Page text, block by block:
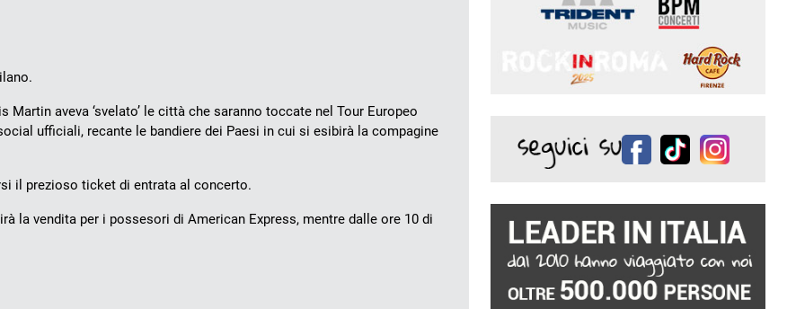
aveva ‘svelato’ le città che saranno toccate nel Tour Europeo
ufficiali, recante le bandiere dei Paesi in cui si esibirà la compagine
il prezioso ticket di entrata al concerto.
la vendita per i possesori di American Express, mentre dalle ore 10 di